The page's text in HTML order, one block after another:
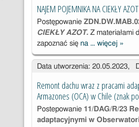
01.2023
„DOSTAWA
GAZÓW"
NAJEM POJEMNIKA NA CIEKŁY
Postępowanie
CIEKŁY AZOT.Z materiałami
zapoznać sięna … więcej
NA
»
Data utworzenia: 20.05.2023,
Remont dachu wraz z pracami
Armazones (OCA) w Chile (znak
Postepowanie 11/DAG/R/23
adaptacyjnymi w